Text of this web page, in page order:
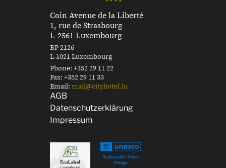
Coin Avenue de la Liberté
1, rue de Strasbourg
L-2561 Luxembourg
BP 2126
L-1021 Luxembourg
Phone: +352 29 11 22
Fax: +352 29 11 33
Email: mail@cityhotel.lu
AGB
Datenschutzerklärung
Impressum